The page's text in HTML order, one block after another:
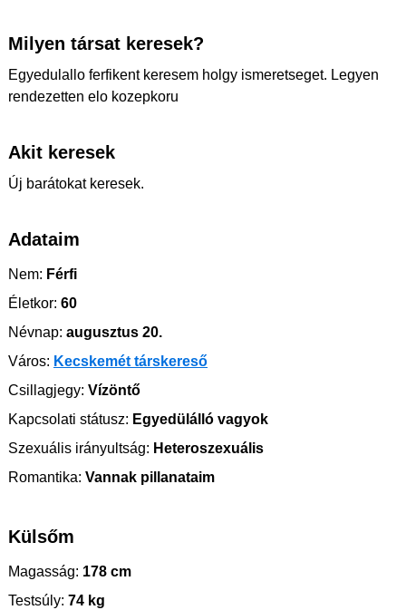
Milyen társat keresek?
Egyedulallo ferfikent keresem holgy ismeretseget. Legyen
rendezetten elo kozepkoru
Akit keresek
Új barátokat keresek.
Adataim
Nem: Férfi
Életkor: 60
Névnap: augusztus 20.
Város: Kecskemét társkereső
Csillagjegy: Vízöntő
Kapcsolati státusz: Egyedülálló vagyok
Szexuális irányultság: Heteroszexuális
Romantika: Vannak pillanataim
Külsőm
Magasság: 178 cm
Testsúly: 74 kg